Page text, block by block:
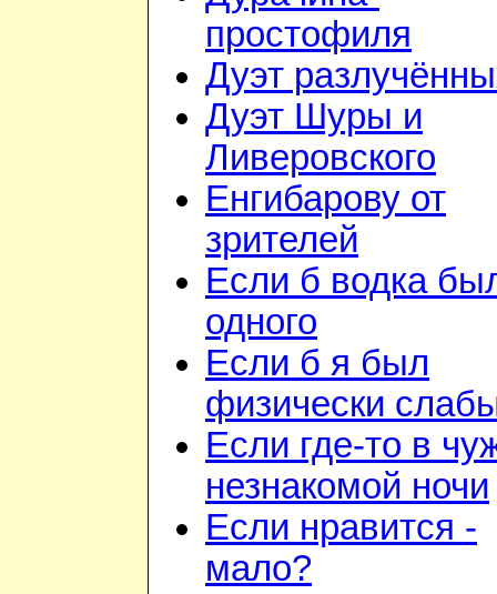
простофиля
Дуэт
Дуэт Шуры и
Ливеровского
Енгибарову от
зрителей
Если б водка
одного
Если б я был
физически
Если где-то в
незнакомой ночи
Если нравится -
мало?